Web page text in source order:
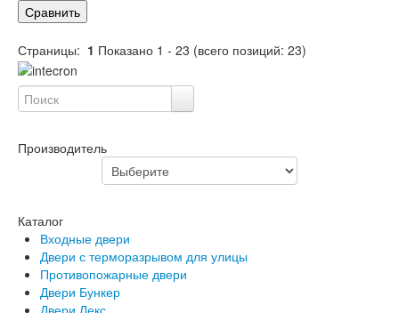
Сравнить
Страницы: 1 Показано 1 - 23 (всего позиций: 23)
Производитель
Каталог
Входные двери
Двери с терморазрывом для улицы
Противопожарные двери
Двери Бункер